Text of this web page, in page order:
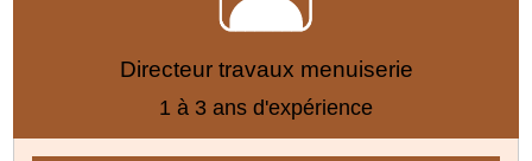
Directeur travaux menuiserie
1 à 3 ans d'expérience